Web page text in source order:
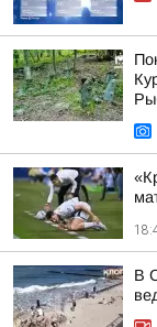
В